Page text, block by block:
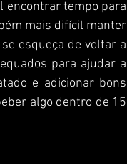
mais difícil manter
esqueça de voltar a
para ajudar a
e adicionar bons
algo dentro de 15